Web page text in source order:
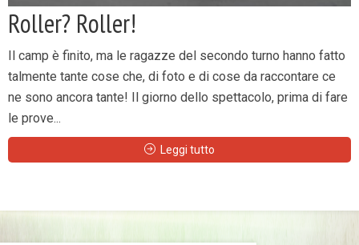
Roller? Roller!
Il camp è finito, ma le ragazze del secondo turno hanno fatto
talmente tante cose che, di foto e di cose da raccontare ce
ne sono ancora tante! Il giorno dello spettacolo, prima di fare
le prove...
Leggi tutto